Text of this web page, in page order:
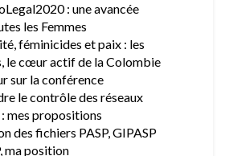
: une avancée
les Femmes
féminicides et paix : les
le cœur actif de la Colombie
sur la conférence
le contrôle des réseaux
mes propositions
des fichiers PASP, GIPASP
ma position